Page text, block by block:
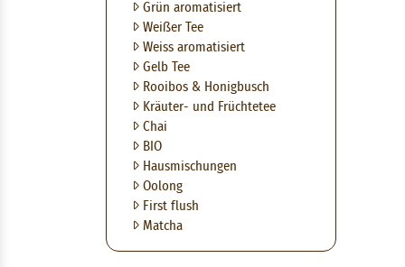
Grün aromatisiert
Weißer Tee
Weiss aromatisiert
Gelb Tee
Rooibos & Honigbusch
Kräuter- und Früchtetee
Chai
BIO
Hausmischungen
Oolong
First flush
Matcha